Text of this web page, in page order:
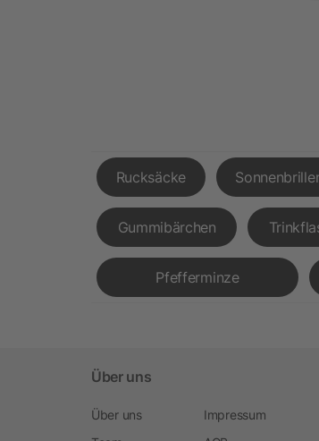
Rucksäcke
Gummibärchen
Pfefferminze
Über uns
Über uns
Impressum